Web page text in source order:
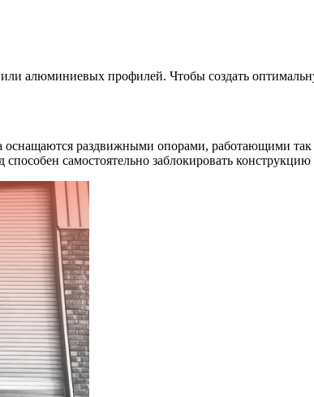
алюминиевых профилей. Чтобы создать
оснащаются раздвижными опорами, работающими
самостоятельно заблокировать конструкцию